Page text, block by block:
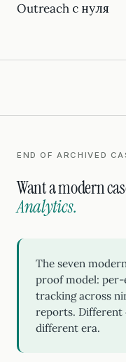
Outreach с нуля
END OF ARCHIVED
Want a modern
Analytics.
The seven
proof model:
tracking across
reports. Different
different era.